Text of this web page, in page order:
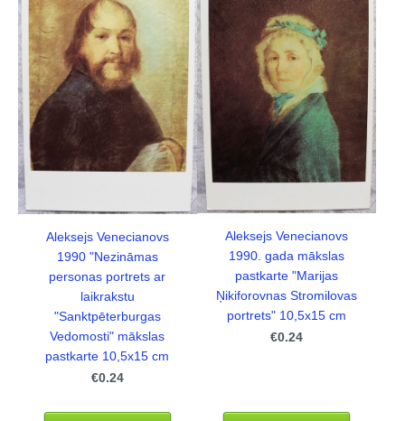
Aleksejs Venecianovs
1990 "Nezināmas
personas portrets ar
laikrakstu
"Sanktpēterburgas
Vedomosti" mākslas
pastkarte 10,5x15 cm
€0.24
Aleksejs Venecianovs
1990. gada mākslas
pastkarte "Marijas
Ņikiforovnas Stromilovas
portrets" 10,5x15 cm
€0.24